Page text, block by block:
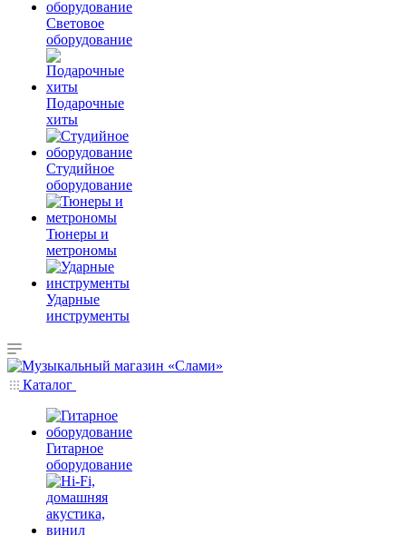
Световое
оборудование
Подарочные
хиты
Студийное
оборудование
Тюнеры и
метрономы
Ударные
инструменты
Каталог
Гитарное
оборудование